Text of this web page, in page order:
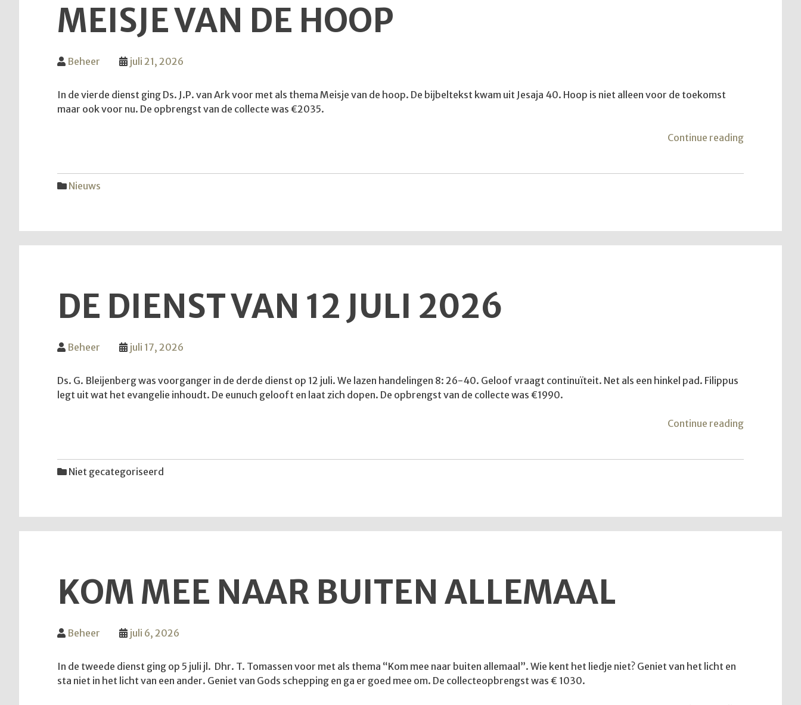
MEISJE VAN DE HOOP
Beheer juli 21, 2026
In de vierde dienst ging Ds. J.P. van Ark voor met als thema Meisje van de hoop. De bijbeltekst kwam uit Jesaja 40. Hoop is niet alleen voor de toekomst
maar ook voor nu. De opbrengst van de collecte was €2035.
Continue reading"Meisje
Nieuws
DE DIENST VAN 12 JULI 2026
Beheer juli 17, 2026
Ds. G. Bleijenberg was voorganger in de derde dienst op 12 juli. We lazen handelingen 8: 26-40. Geloof vraagt continuïteit. Net als een hinkel pad. Filippus
legt uit wat het evangelie inhoudt. De eunuch gelooft en laat zich dopen. De opbrengst van de collecte was €1990.
Continue reading"De
Niet gecategoriseerd
KOM MEE NAAR BUITEN ALLEMAAL
Beheer juli 6, 2026
In de tweede dienst ging op 5 juli jl. Dhr. T. Tomassen voor met als thema “Kom mee naar buiten allemaal”. Wie kent het liedje niet? Geniet van het licht en
sta niet in het licht van een ander. Geniet van Gods schepping en ga er goed mee om. De collecteopbrengst was € 1030.